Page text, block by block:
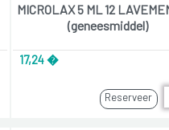
MICROLAX 5 ML 12
(geneesmiddel)
17,24 �
Reserveer